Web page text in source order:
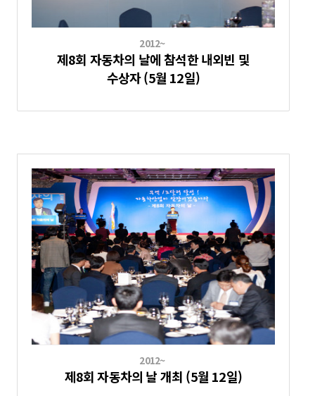
2012~
제8회 자동차의 날에 참석한 내외빈 및
수상자 (5월 12일)
2012~
제8회 자동차의 날 개최 (5월 12일)